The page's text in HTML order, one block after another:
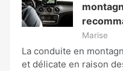
Marise
La conduite en
et délicate en raison